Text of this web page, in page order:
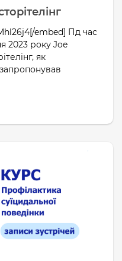
embed] Пд час
2023 року Joe
як